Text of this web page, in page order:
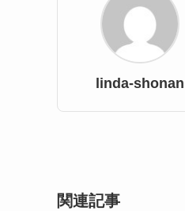
linda-shonan
関連記事